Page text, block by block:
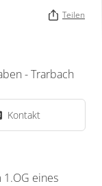
Teilen
- Trarbach
Kontakt
eines